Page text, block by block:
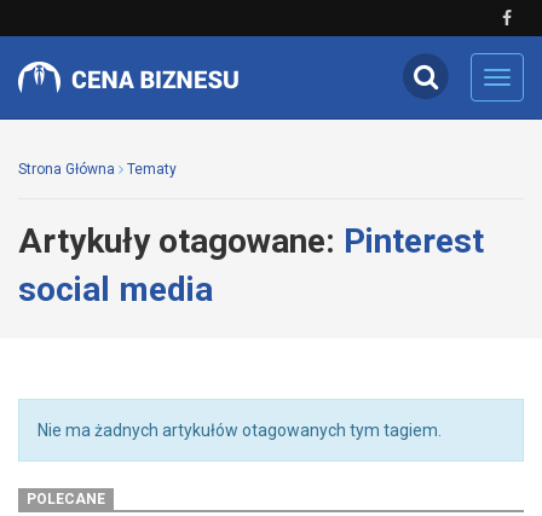
Strona Główna Tematy
Artykuły otagowane: Pinterest
social media
Nie ma żadnych artykułów otagowanych tym tagiem.
POLECANE